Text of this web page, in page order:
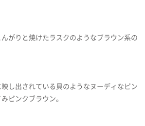
がりと焼けたラスクのようなブラウン系の
し出されている貝のようなヌーディなピン
ピンクブラウン。